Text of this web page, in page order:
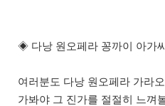
◈ 다낭 원오페라 꽁까이 아가
여러분도 다낭 원오페라 가라
가봐야 그 진가를 절절히 느껴